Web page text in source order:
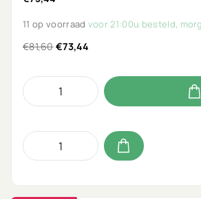
11 op voorraad voor 21:00u besteld,
€81,60€73,44